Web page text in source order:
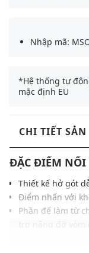
Nhập mã:
*Hệ thống tự
mặc định EU
CHI TIẾT
ĐẶC ĐIỂM NỔI
Thiết kế hở gót
Điểm nhấn với
Phần đế làm từ
Mặt đế lót da